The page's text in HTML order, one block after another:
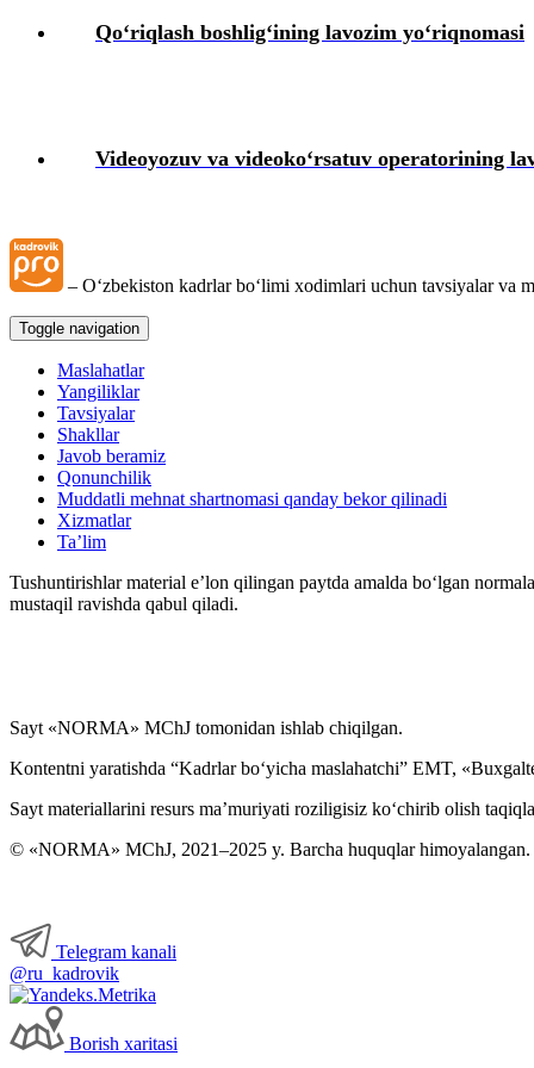
Qoʻriqlash boshligʻining lavozim yoʻriqnomasi
Videoyozuv va videokoʻrsatuv operatorining
– Oʻzbekiston kadrlar boʻlimi хodimlari uchun tavsiyalar va
Toggle navigation
Maslahatlar
Yangiliklar
Tavsiyalar
Shakllar
Javob beramiz
Qonunchilik
Muddatli mehnat shartnomasi qanday bekor qilinadi
Xizmatlar
Ta’lim
Tushuntirishlar material e’lon qilingan paytda amalda boʻlgan
mustaqil ravishda qabul qiladi.
Sayt «NORMA» MChJ tomonidan ishlab chiqilgan.
Kontentni yaratishda “Kadrlar boʻyicha maslahatchi” EMT,
Sayt materiallarini resurs ma’muriyati roziligisiz koʻchirib olish
© «NORMA» MChJ, 2021–2025 y. Barcha huquqlar himoyalangan.
Telegram kanali
@ru_kadrovik
Borish хaritasi